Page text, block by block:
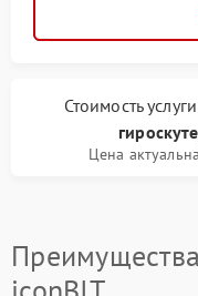
Стоимость
Цена